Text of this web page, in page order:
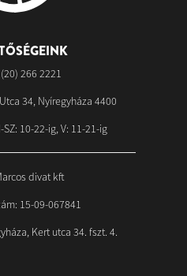
266 2221
34, Nyíregyháza 4400
10-22-ig, V: 11-21-ig
divat kft
15-09-067841
Kert utca 34. fszt. 4.